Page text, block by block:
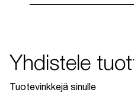
Yhdistele
Tuotevinkkejä sinulle